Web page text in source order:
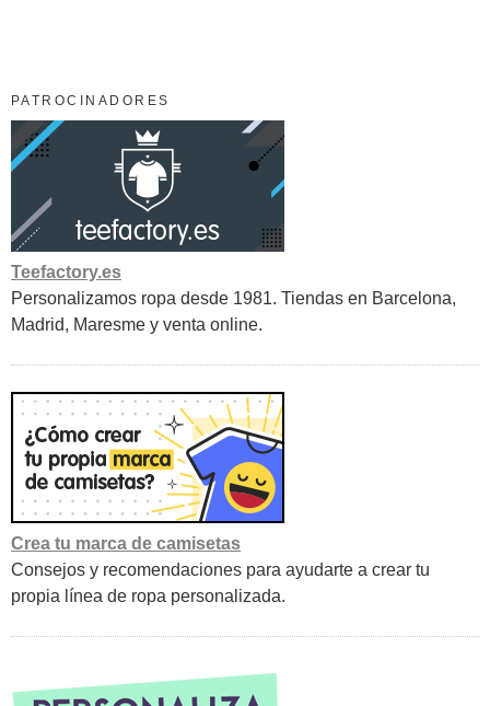
PATROCINADORES
Teefactory.es
Personalizamos ropa desde 1981. Tiendas en Barcelona,
Madrid, Maresme y venta online.
Crea tu marca de camisetas
Consejos y recomendaciones para ayudarte a crear tu
propia línea de ropa personalizada.